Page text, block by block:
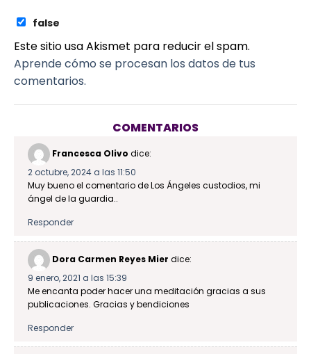
false
Este sitio usa Akismet para reducir el spam.
Aprende cómo se procesan los datos de tus
comentarios.
COMENTARIOS
Francesca Olivo dice:
2 octubre, 2024 a las 11:50
Muy bueno el comentario de Los Ángeles custodios, mi
ángel de la guardia..
Responder
Dora Carmen Reyes Mier dice:
9 enero, 2021 a las 15:39
Me encanta poder hacer una meditación gracias a sus
publicaciones. Gracias y bendiciones
Responder